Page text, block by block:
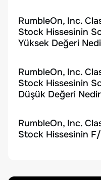
RumbleOn, Inc.
Stock Hissesinin
Yüksek Değeri
RumbleOn, Inc.
Stock Hissesinin
Düşük Değeri
RumbleOn, Inc.
Stock Hissesinin